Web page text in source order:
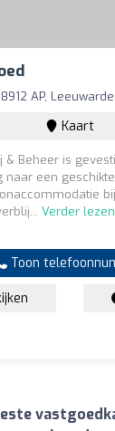
AP,
Kaart
& Beheer is
naar een
Verder lezen
Toon